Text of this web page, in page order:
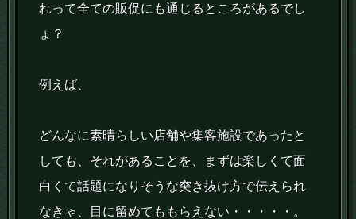
れって全ての販促にも通じるところがあるでし
ょ？
例えば、
どんなに素晴らしい店舗や集客施設であったと
しても、それがあることを、まずは楽しくて面
白くて話題になりそうな突き抜け方で伝えられ
なきゃ、目に留めてももらえない・・・・・。